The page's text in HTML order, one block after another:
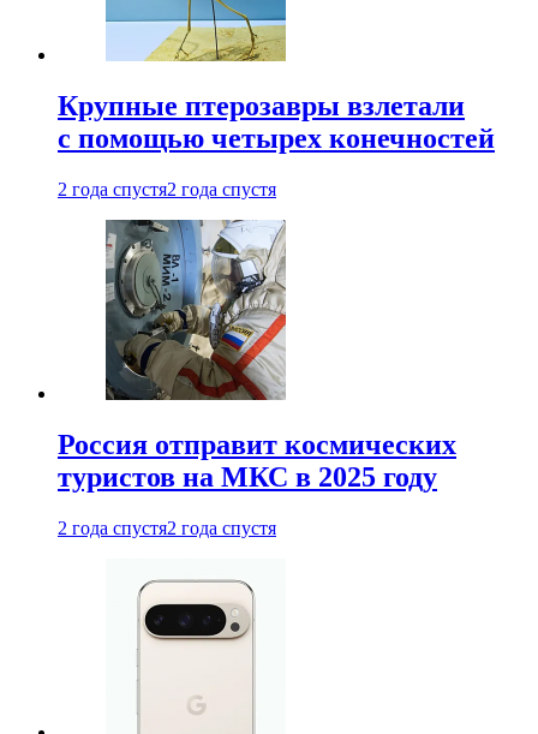
Крупные птерозавры взлетали
с помощью четырех конечностей
2 года спустя2 года спустя
Россия отправит космических
туристов на МКС в 2025 году
2 года спустя2 года спустя